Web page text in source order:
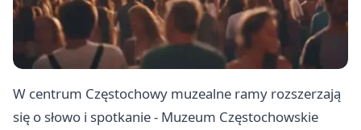
W centrum Częstochowy muzealne ramy rozszerzają
się o słowo i spotkanie - Muzeum Częstochowskie